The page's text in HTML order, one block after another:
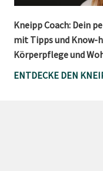
Kneipp Coach: Dein
mit Tipps und Know-
Körperpflege und
ENTDECKE DEN